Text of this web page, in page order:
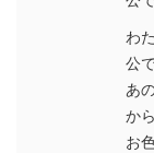
わ
公
あ
か
お